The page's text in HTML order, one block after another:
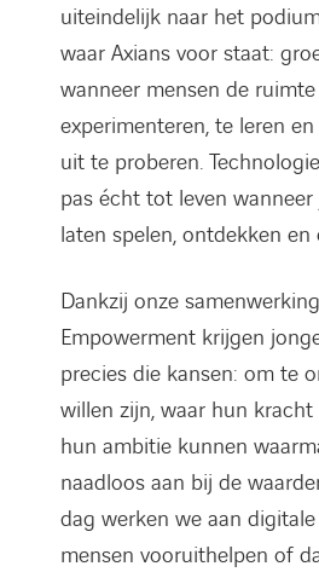
uiteindelijk naar het
waar Axians voor staat:
wanneer mensen de
experimenteren, te leren
uit te proberen.
pas écht tot leven
laten spelen, ontdekken en
Dankzij onze
Empowerment krijgen
precies die kansen: om te
willen zijn, waar hun
hun ambitie kunnen
naadloos aan bij de
dag werken we aan
mensen vooruithelpen of